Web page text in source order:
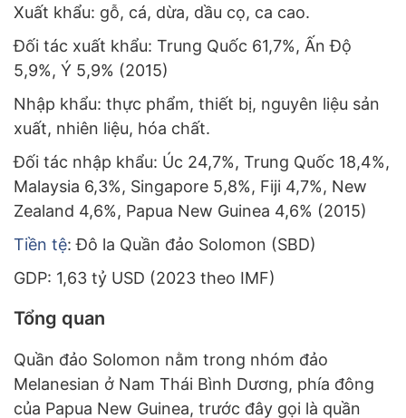
Xuất khẩu: gỗ, cá, dừa, dầu cọ, ca cao.
Đối tác xuất khẩu: Trung Quốc 61,7%, Ấn Độ
5,9%, Ý 5,9% (2015)
Nhập khẩu: thực phẩm, thiết bị, nguyên liệu sản
xuất, nhiên liệu, hóa chất.
Đối tác nhập khẩu: Úc 24,7%, Trung Quốc 18,4%,
Malaysia 6,3%, Singapore 5,8%, Fiji 4,7%, New
Zealand 4,6%, Papua New Guinea 4,6% (2015)
Tiền tệ: Đô la Quần đảo Solomon (SBD)
GDP: 1,63 tỷ USD (2023 theo IMF)
Tổng quan
Quần đảo Solomon nằm trong nhóm đảo
Melanesian ở Nam Thái Bình Dương, phía đông
của Papua New Guinea, trước đây gọi là quần